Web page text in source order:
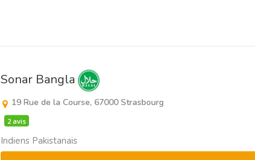
Sonar Bangla
19 Rue de la Course, 67000 Strasbourg
2 avis
Indiens Pakistanais